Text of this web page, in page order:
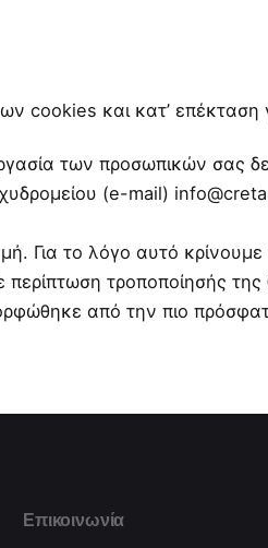
cookies και κατ’ επέκταση
των προσωπικών σας
(e-mail)
Για το λόγο αυτό
τροποποίησής
από την πιο
Επικοινωνία